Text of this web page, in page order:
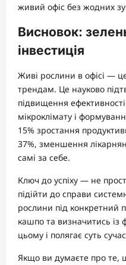
живий офіс без жодних
Висновок:
інвестиція
Живі рослини в офісі —
трендам. Це науково
підвищення
мікроклімату і
15% зростання
37%, зменшення
самі за себе.
Ключ до успіху — не
підійти до справи
рослини під конкретний
кашпо та визначитись
цьому і полягає суть
Якщо ви думаєте про те,